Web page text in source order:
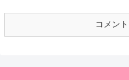
コメン